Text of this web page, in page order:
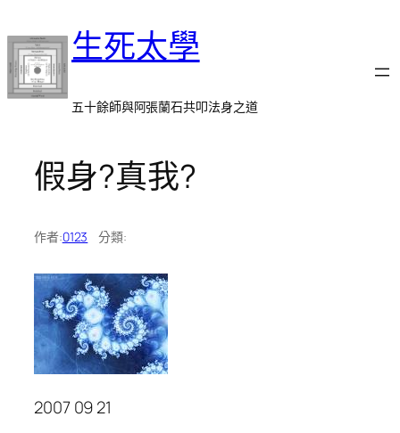
至
主
要
內
生死太學
五十餘師與阿張蘭石共叩法身之道
假身?真我?
作者:0123 分類:
2007 09 21